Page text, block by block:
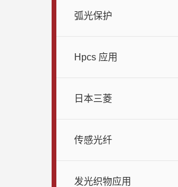
弧光保护
Hpcs 应用
日本三菱
传感光纤
发光织物应用